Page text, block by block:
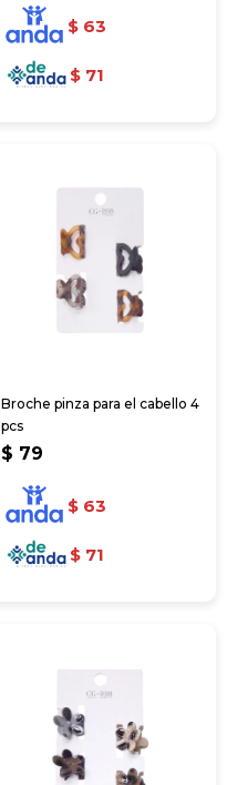
$ 63
$ 71
Broche pinza para el cabello 4
pcs
$ 79
$ 63
$ 71